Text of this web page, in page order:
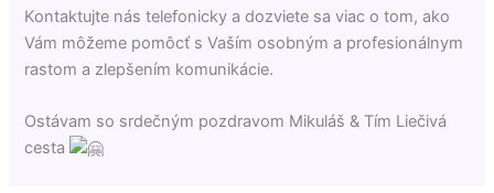
Kontaktujte nás telefonicky a dozviete sa viac o tom, ako
Vám môžeme pomôcť s Vaším osobným a profesionálnym
rastom a zlepšením komunikácie.
Ostávam so srdečným pozdravom Mikuláš & Tím Liečivá
cesta